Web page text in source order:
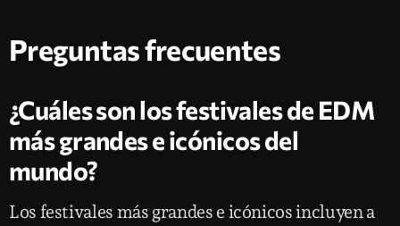
Preguntas frecuentes
¿Cuáles son los festivales de EDM
más grandes e icónicos del
mundo?
Los festivales más grandes e icónicos incluyen a